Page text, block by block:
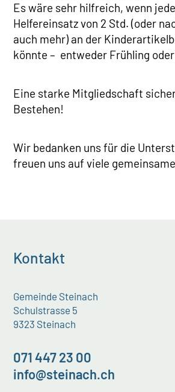
Es wäre sehr hilfreich, wenn
Helfereinsatz von 2 Std. (oder
auch mehr) an der
könnte – entweder Frühling
Eine starke Mitgliedschaft
Bestehen!
Wir bedanken uns für die
freuen uns auf viele
Kontakt
Gemeinde Steinach
Schulstrasse 5
9323 Steinach
071 447 23 00
info@steinach.ch